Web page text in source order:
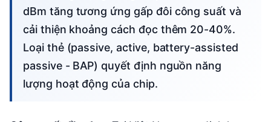
dBm tăng tương ứng gấp đôi công suất và
cải thiện khoảng cách đọc thêm 20-40%.
Loại thẻ (passive, active, battery-assisted
passive - BAP) quyết định nguồn năng
lượng hoạt động của chip.